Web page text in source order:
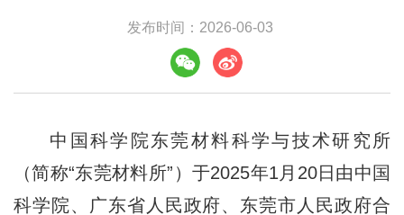
发布时间：2026-06-03
中国科学院东莞材料科学与技术研究所
（简称“东莞材料所”）于2025年1月20日由中国
科学院、广东省人民政府、东莞市人民政府合